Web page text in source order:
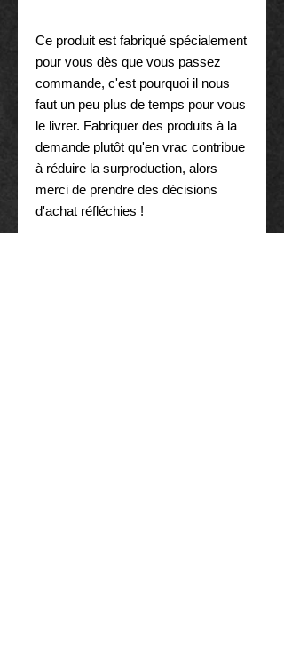
Ce produit est fabriqué spécialement
pour vous dès que vous passez
commande, c'est pourquoi il nous
faut un peu plus de temps pour vous
le livrer. Fabriquer des produits à la
demande plutôt qu'en vrac contribue
à réduire la surproduction, alors
merci de prendre des décisions
d'achat réfléchies !